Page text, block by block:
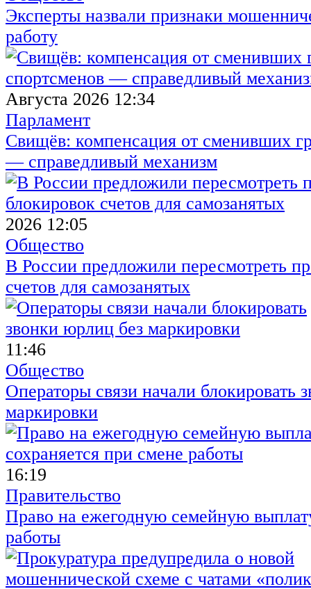
Эксперты назвали признаки
работу
Августа 2026 12:34
Парламент
Свищёв: компенсация от сменивших
— справедливый механизм
2026 12:05
Общество
В России предложили пересмотреть
счетов для самозанятых
11:46
Общество
Операторы связи начали блокировать
маркировки
16:19
Правительство
Право на ежегодную семейную
работы